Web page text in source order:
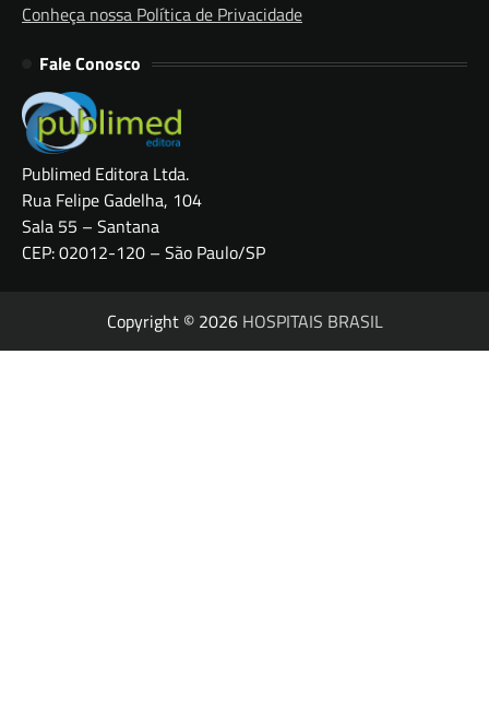
Conheça nossa Política de Privacidade
Fale Conosco
Publimed Editora Ltda.
Rua Felipe Gadelha, 104
Sala 55 – Santana
CEP: 02012-120 – São Paulo/SP
Copyright © 2026 HOSPITAIS BRASIL